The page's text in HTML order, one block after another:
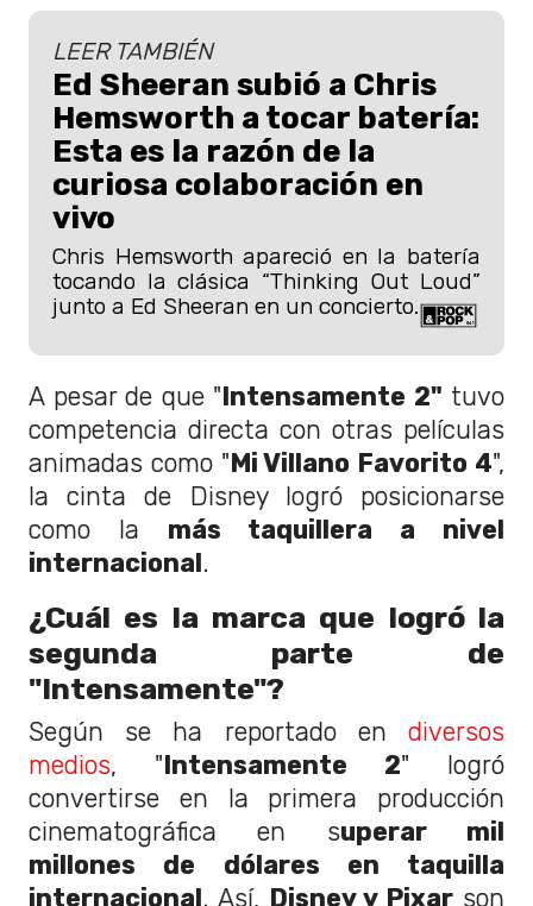
LEER TAMBIÉN
Ed Sheeran subió a Chris
Hemsworth a tocar batería:
Esta es la razón de la
curiosa colaboración en
vivo
Chris Hemsworth apareció en la batería
tocando la clásica “Thinking Out Loud”
junto a Ed Sheeran en un concierto.
A pesar de que "Intensamente 2" tuvo
competencia directa con otras películas
animadas como "Mi Villano Favorito 4",
la cinta de Disney logró posicionarse
como la más taquillera a nivel
internacional.
¿Cuál es la marca que logró la
segunda parte de
"Intensamente"?
Según se ha reportado en diversos
medios, "Intensamente 2" logró
convertirse en la primera producción
cinematográfica en superar mil
millones de dólares en taquilla
internacional. Así, Disney y Pixar son